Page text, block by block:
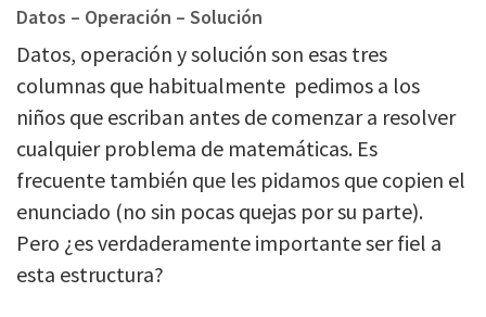
Datos – Operación – Solución
Datos, operación y solución son esas tres
columnas que habitualmente pedimos a los
niños que escriban antes de comenzar a resolver
cualquier problema de matemáticas. Es
frecuente también que les pidamos que copien el
enunciado (no sin pocas quejas por su parte).
Pero ¿es verdaderamente importante ser fiel a
esta estructura?